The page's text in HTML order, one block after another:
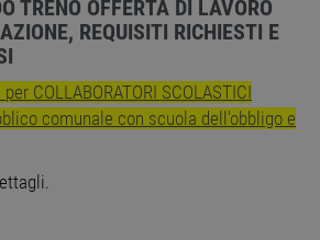
TRENO OFFERTA DI LAVORO
REQUISITI RICHIESTI E
COLLABORATORI SCOLASTICI
comunale con scuola dell'obbligo e